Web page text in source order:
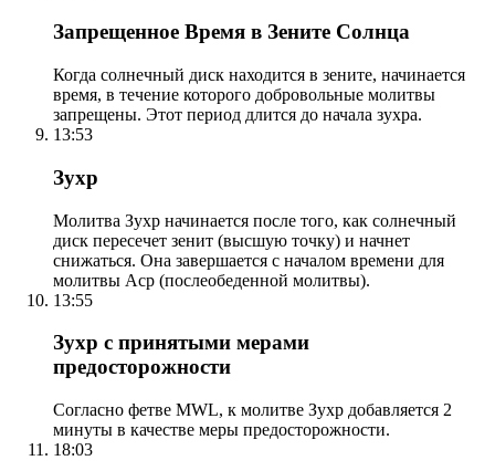
Запрещенное Время в Зените Солнца
Когда солнечный диск находится в зените, начинается
время, в течение которого добровольные молитвы
запрещены. Этот период длится до начала зухра.
13:53
Зухр
Молитва Зухр начинается после того, как солнечный
диск пересечет зенит (высшую точку) и начнет
снижаться. Она завершается с началом времени для
молитвы Аср (послеобеденной молитвы).
13:55
Зухр с принятыми мерами
предосторожности
Согласно фетве MWL, к молитве Зухр добавляется 2
минуты в качестве меры предосторожности.
18:03